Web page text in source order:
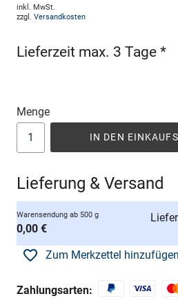
inkl. MwSt.
zzgl. Versandkosten
Lieferzeit max. 3 Tage *
Menge
IN DEN
Lieferung & Versand
Warensendung ab 500 g
0,00 €
Zum Merkzettel hinzufügen
Zahlungsarten: